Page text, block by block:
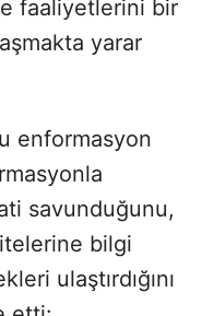
faaliyetlerini bir
yarar
enformasyon
savunduğunu,
bilgi
ulaştırdığını